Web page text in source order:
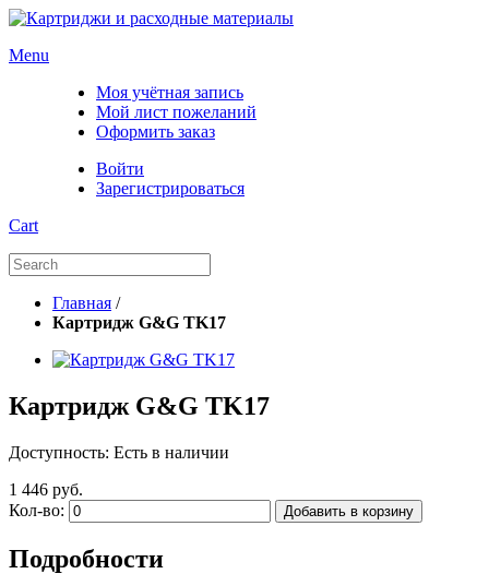
Menu
Моя учётная запись
Мой лист пожеланий
Оформить заказ
Войти
Зарегистрироваться
Cart
Главная /
Картридж G&G TK17
Картридж G&G TK17
Доступность: Есть в наличии
1 446 руб.
Кол-во:
Добавить в корзину
Подробности